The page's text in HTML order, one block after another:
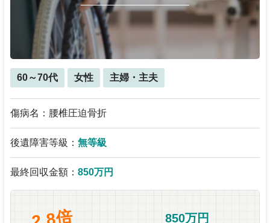
60～70代 女性 主婦・主夫
傷病名：腰椎圧迫骨折
後遺障害等級： 無等級
最終回収金額： 850万円
850万円